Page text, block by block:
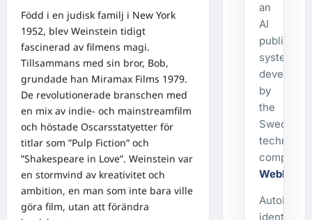
Född i en judisk familj i New York
1952, blev Weinstein tidigt
fascinerad av filmens magi.
Tillsammans med sin bror, Bob,
grundade han Miramax Films 1979.
De revolutionerade branschen med
en mix av indie- och mainstreamfilm
och höstade Oscarsstatyetter för
titlar som ”Pulp Fiction” och
”Shakespeare in Love”. Weinstein var
en stormvind av kreativitet och
ambition, en man som inte bara ville
göra film, utan att förändra
an
AI
publishing
system
developed
by
the
Swedish
company
WebbX
AutoPost
identifies